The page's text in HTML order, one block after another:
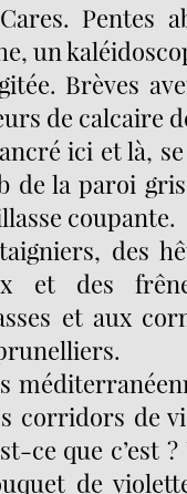
Pentes
un
Brèves
de calcaire
ici et là,
de la paroi
coupante.
des
et des
et aux
corridors de
ce que c’est
de